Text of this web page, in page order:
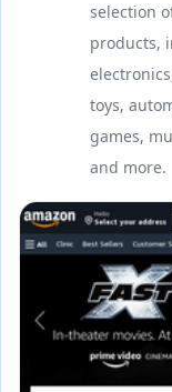
selection
products,
toys,
games,
and more.